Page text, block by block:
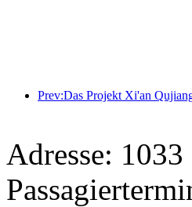
Adresse: